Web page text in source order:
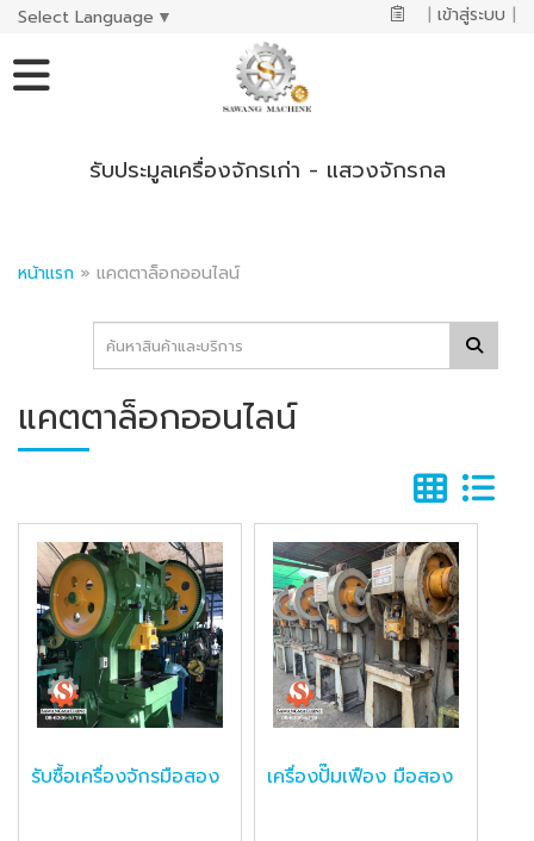
Select Language ▼ | เข้าสู่ระบบ |
รับประมูลเครื่องจักรเก่า - แสวงจักรกล
หน้าแรก » แคตตาล็อกออนไลน์
แคตตาล็อกออนไลน์
รับซื้อเครื่องจักรมือสอง เครื่องปั๊มเฟือง มือสอง